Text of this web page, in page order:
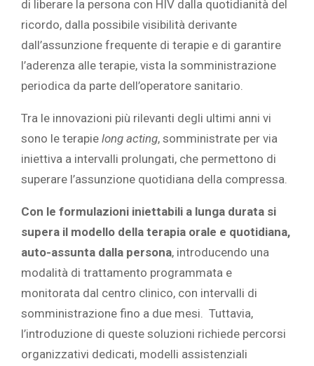
di liberare la persona con HIV dalla quotidianità del
ricordo, dalla possibile visibilità derivante
dall’assunzione frequente di terapie e di garantire
l’aderenza alle terapie, vista la somministrazione
periodica da parte dell’operatore sanitario.
Tra le innovazioni più rilevanti degli ultimi anni vi
sono le terapie long acting, somministrate per via
iniettiva a intervalli prolungati, che permettono di
superare l’assunzione quotidiana della compressa.
Con le formulazioni iniettabili a lunga durata si
supera il modello della terapia orale e quotidiana,
auto-assunta dalla persona, introducendo una
modalità di trattamento programmata e
monitorata dal centro clinico, con intervalli di
somministrazione fino a due mesi. Tuttavia,
l’introduzione di queste soluzioni richiede percorsi
organizzativi dedicati, modelli assistenziali